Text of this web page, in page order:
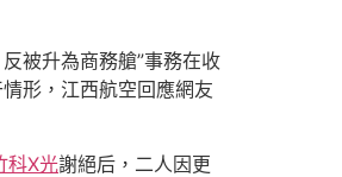
被升為商務艙”事務在收
形，江西航空回應網友
科X光謝絕后，二人因更